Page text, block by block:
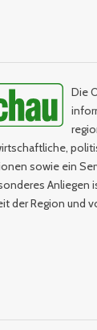
Die
sowie ein
Anliegen
der Region und